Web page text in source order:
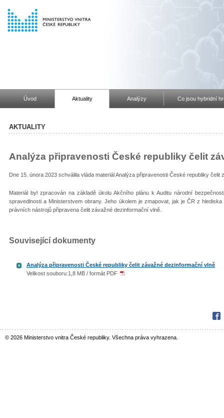
Úvod Aktuality Analýzy Co jsou hybridní
AKTUALITY
Analýza připravenosti České republiky čelit
Dne 15. února 2023 schválila vláda materiál Analýza připravenosti České republiky
Materiál byl zpracován na základě úkolu Akčního plánu k Auditu národní
spravedlnosti a Ministerstvem obrany. Jeho úkolem je zmapovat, jak je ČR z
právních nástrojů připravena čelit závažné dezinformační vlně.
Související dokumenty
Analýza připravenosti České republiky čelit závažné dezinformační vlně
Velikost souboru:1,8 MB / formát PDF
© 2026 Ministerstvo vnitra České republiky. Všechna práva vyhrazena.